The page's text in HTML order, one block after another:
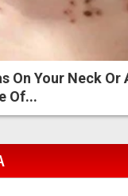
On Your Neck Or
Of...